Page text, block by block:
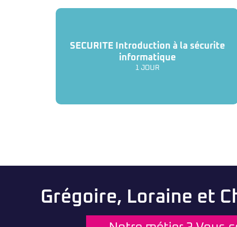
SECURITE Introduction à la sécurite
informatique
1 JOUR
Grégoire, Loraine et